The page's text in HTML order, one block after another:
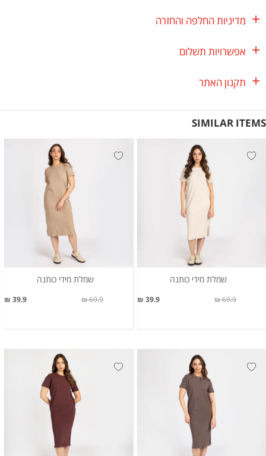
מדיניות החלפה והחזרה
אפשרויות תשלום
תקנון האתר
SIMILAR ITEMS
שמלת מידי כותנה
39.9 ₪ 69.9 ₪
שמלת מידי כותנה
39.9 ₪ 69.9 ₪